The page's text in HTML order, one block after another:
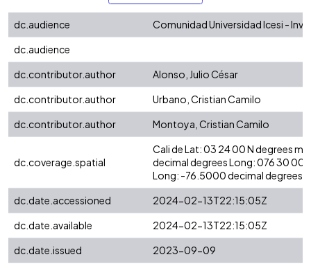
dc.audience
Comunidad Universidad Icesi -
dc.audience
dc.contributor.author
Alonso, Julio César
dc.contributor.author
Urbano, Cristian Camilo
dc.contributor.author
Montoya, Cristian Camilo
dc.coverage.spatial
Cali de Lat: 03 24 00 N degrees
decimal degrees Long: 076 30 00
Long: -76.5000 decimal degrees.
dc.date.accessioned
2024-02-13T22:15:05Z
dc.date.available
2024-02-13T22:15:05Z
dc.date.issued
2023-09-09